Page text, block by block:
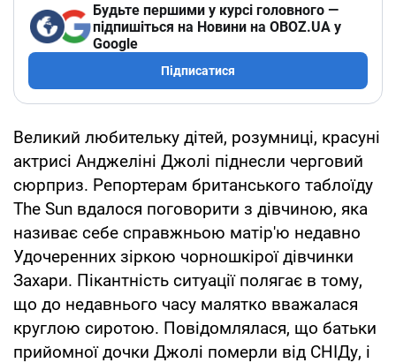
Будьте першими у курсі головного —
підпишіться на Новини на OBOZ.UA у
Google
Підписатися
Великий любительку дітей, розумниці, красуні
актрисі Анджеліні Джолі піднесли черговий
сюрприз. Репортерам британського таблоїду
The Sun вдалося поговорити з дівчиною, яка
називає себе справжньою матір'ю недавно
Удочеренних зіркою чорношкірої дівчинки
Захари. Пікантність ситуації полягає в тому,
що до недавнього часу малятко вважалася
круглою сиротою. Повідомлялася, що батьки
прийомної дочки Джолі померли від СНІДу, і